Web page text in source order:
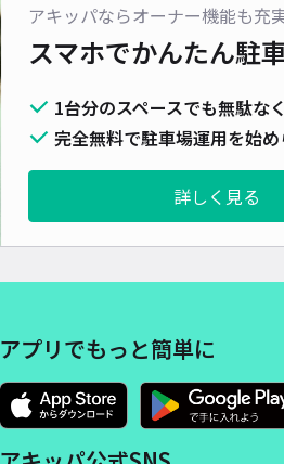
アキッパならオーナー機能も充
スマホでかんたん駐
1台分のスペースでも無駄な
完全無料で駐車場運用を始め
詳しく見る
アプリでもっと簡単に